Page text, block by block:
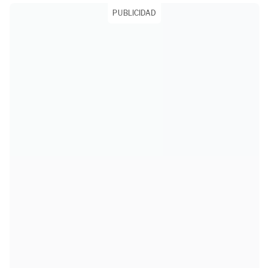
PUBLICIDAD